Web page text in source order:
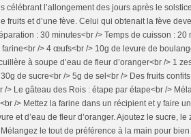
célébrant l’allongement des jours après le
fruits et d’une fève. Celui qui obtenait la fève
: 30 minutes<br /> Temps de cuisson :
farine<br /> 4 œufs<br /> 10g de levure de
à soupe d’eau de fleur d’oranger<br /> 1
de sucre<br /> 5g de sel<br /> Des fruits
/> Le gâteau des Rois : étape par étape<br />
/> Mettez la farine dans un récipient et y faire
et d’eau de fleur d’oranger. Ajoutez le sucre,
le tout de préférence à la main pour